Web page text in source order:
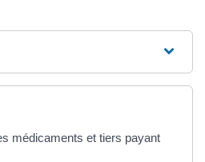
médicaments et tiers payant
un nouvel onglet)